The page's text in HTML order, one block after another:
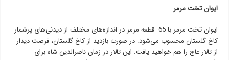
ایوان تخت مرمر
ایوان تخت مرمر با 65 قطعه مرمر در اندازه‌های مختلف از دیدنی‌های پرشمار
کاخ گلستان محسوب می‌شود. در صورت بازدید از کاخ گلستان، فرصت دیدار
از تالار عاج را هم خواهید یافت. این تالار در زمان ناصرالدین شاه برای